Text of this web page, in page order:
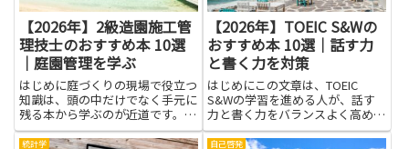
【2026年】2級造園施工管
理技士のおすすめ本 10選
｜庭園管理を学ぶ
はじめに庭づくりの現場で役立つ
知識は、頭の中だけでなく手元に
残る本から学ぶのが近道です。と
くに2級造園施工管理技士を目指
す人や、現場で作業を任される人
【2026年】TOEIC S&Wの
おすすめ本 10選｜話す力
と書く力を対策
はじめにこの文章は、TOEIC
S&Wの学習を進める人が、話す
力と書く力をバランスよく高める
道を見つけやすくするための導き
です。英語の実力を広げたい人、
統計学 自己啓発